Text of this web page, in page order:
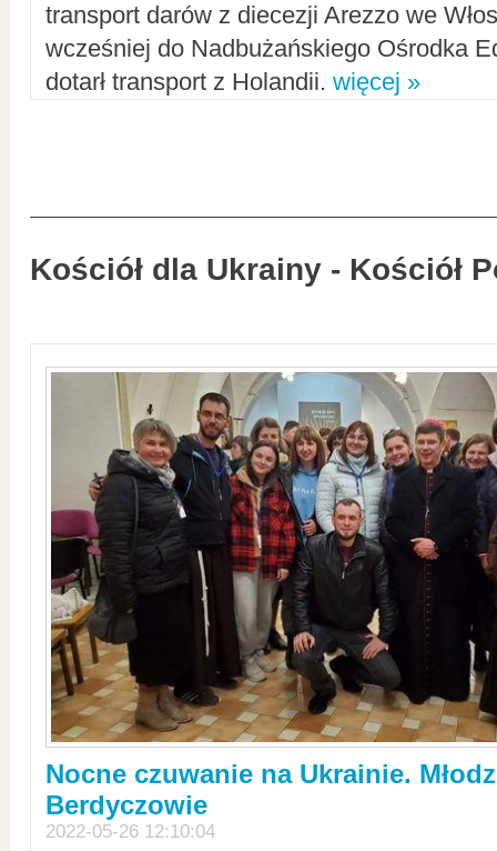
transport darów z diecezji Arezzo we
wcześniej do Nadbużańskiego Ośrodka
dotarł transport z Holandii. więcej »
Kościół dla Ukrainy - Kościół
Nocne czuwanie na Ukrainie.
Berdyczowie
2022-05-26 12:10:04